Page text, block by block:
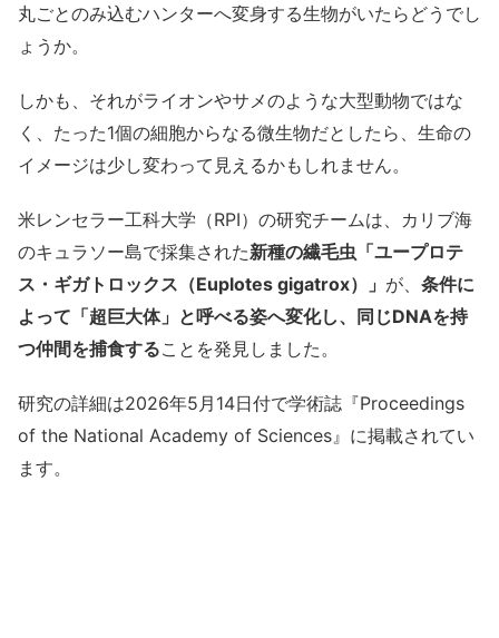
丸ごとのみ込むハンターへ変身する生物がいたらどうでし
ょうか。
しかも、それがライオンやサメのような大型動物ではな
く、たった1個の細胞からなる微生物だとしたら、生命の
イメージは少し変わって見えるかもしれません。
米レンセラー工科大学（RPI）の研究チームは、カリブ海
のキュラソー島で採集された新種の繊毛虫「ユープロテ
ス・ギガトロックス（Euplotes gigatrox）」 が、 条件に
よって「超巨大体」と呼べる姿へ変化し、同じDNAを持
つ仲間を捕食することを発見しました。
研究の詳細は2026年5月14日付で学術誌『Proceedings
of the National Academy of Sciences』に掲載されてい
ます。